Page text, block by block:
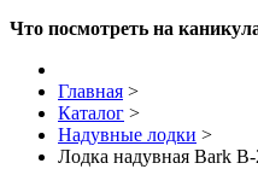
Что посмотреть на
Главная >
Каталог >
Надувные лодки >
Лодка надувная Bark